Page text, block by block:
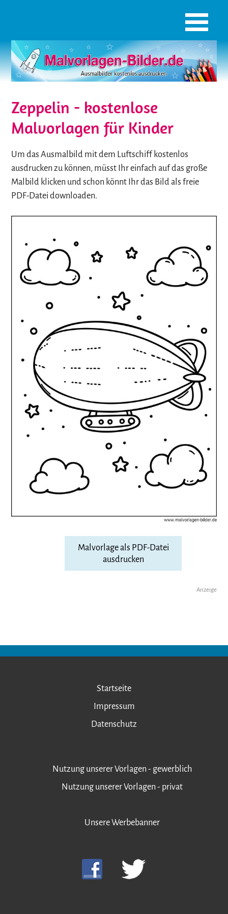
Zeppelin - kostenlose
Malvorlagen für Kinder
Um das Ausmalbild mit dem Luftschiff kostenlos
ausdrucken zu können, müsst Ihr einfach auf das große
Malbild klicken und schon könnt Ihr das Bild als freie
PDF-Datei downloaden.
Malvorlage als PDF-Datei
ausdrucken
Anzeige
Startseite
Impressum
Datenschutz
Nutzung unserer Vorlagen - gewerblich
Nutzung unserer Vorlagen - privat
Unsere Werbebanner